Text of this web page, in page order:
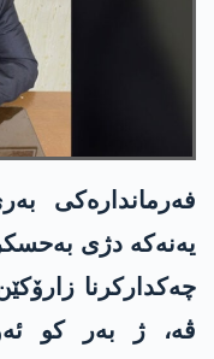
فەرماندارەکی
یەنەکە دژی
چەکدارکرنا
ڤە، ژ بەر کو